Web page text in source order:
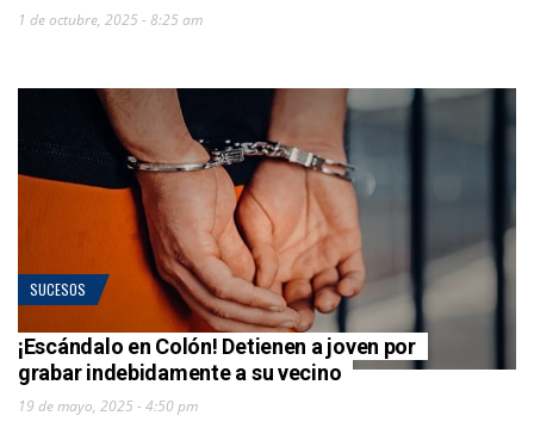
1 de octubre, 2025 - 8:25 am
SUCESOS
¡Escándalo en Colón! Detienen a joven por
grabar indebidamente a su vecino
19 de mayo, 2025 - 4:50 pm